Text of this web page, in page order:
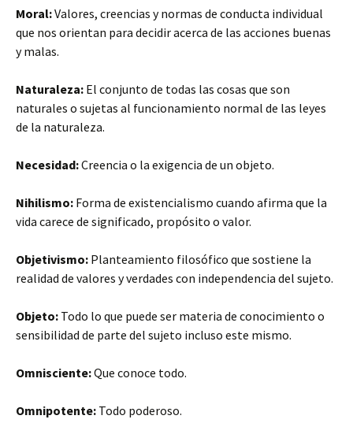
Moral:Valores, creencias y normas de conducta individual
que nos orientan para decidir acerca de las acciones buenas
y malas.
Naturaleza: El conjunto de todas las cosas que son
naturales o sujetas al funcionamiento normal de las leyes
de la naturaleza.
Necesidad:Creencia o la exigencia de un objeto.
Nihilismo: Forma de existencialismo cuando afirma que la
vida carece de significado, propósito o valor.
Objetivismo: Planteamiento filosófico que sostiene la
realidad de valores y verdades con independencia del sujeto.
Objeto: Todo lo que puede ser materia de conocimiento o
sensibilidad de parte del sujeto incluso este mismo.
Omnisciente:Que conoce todo.
Omnipotente: Todo poderoso.